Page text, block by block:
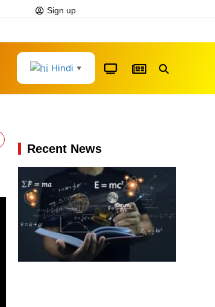
Sign up
Hindi ▼
Recent News